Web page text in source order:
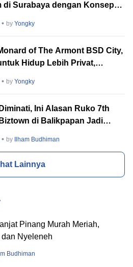
di Surabaya dengan Konsep
byYongky
of The Armont BSD City,
Hidup Lebih Privat,
byYongky
Ini Alasan Ruko 7th
di Balikpapan Jadi
by Ilham Budhiman
Lainnya
Pinang Murah Meriah,
Nyeleneh
Budhiman